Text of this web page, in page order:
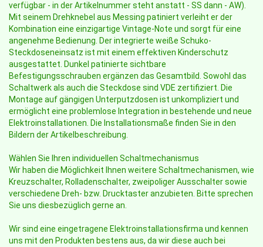
verfügbar - in der Artikelnummer steht anstatt - SS dann - AW).
Mit seinem Drehknebel aus Messing patiniert verleiht er der
Kombination eine einzigartige Vintage-Note und sorgt für eine
angenehme Bedienung. Der integrierte weiße Schuko-
Steckdoseneinsatz ist mit einem effektiven Kinderschutz
ausgestattet. Dunkel patinierte sichtbare
Befestigungsschrauben ergänzen das Gesamtbild. Sowohl das
Schaltwerk als auch die Steckdose sind VDE zertifiziert. Die
Montage auf gängigen Unterputzdosen ist unkompliziert und
ermöglicht eine problemlose Integration in bestehende und neue
Elektroinstallationen. Die Installationsmaße finden Sie in den
Bildern der Artikelbeschreibung.
Wählen Sie Ihren individuellen Schaltmechanismus
Wir haben die Möglichkeit Ihnen weitere Schaltmechanismen, wie
Kreuzschalter, Rolladenschalter, zweipoliger Ausschalter sowie
verschiedene Dreh- bzw. Drucktaster anzubieten. Bitte sprechen
Sie uns diesbezüglich gerne an.
Wir sind eine eingetragene Elektroinstallationsfirma und kennen
uns mit den Produkten bestens aus, da wir diese auch bei